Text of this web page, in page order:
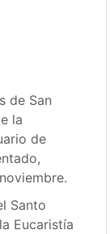
de San
la
de
Santo
Eucaristía